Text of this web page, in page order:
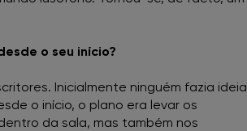
o seu início?
Inicialmente ninguém fazia ideia
o início, o plano era levar os
da sala, mas também nos